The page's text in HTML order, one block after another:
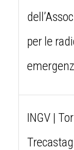
per le
INGV |